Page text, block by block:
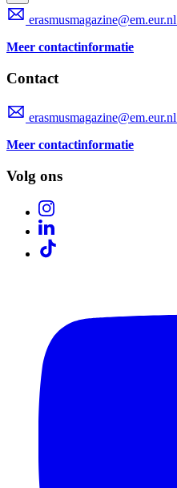
erasmusmagazine@em.eur.nl
Meer contactinformatie
Contact
erasmusmagazine@em.eur.nl
Meer contactinformatie
Volg ons